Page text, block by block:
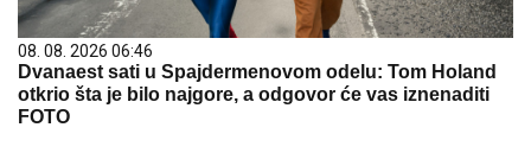
08. 08. 2026 06:46
Dvanaest sati u Spajdermenovom odelu: Tom Holand
otkrio šta je bilo najgore, a odgovor će vas iznenaditi
FOTO